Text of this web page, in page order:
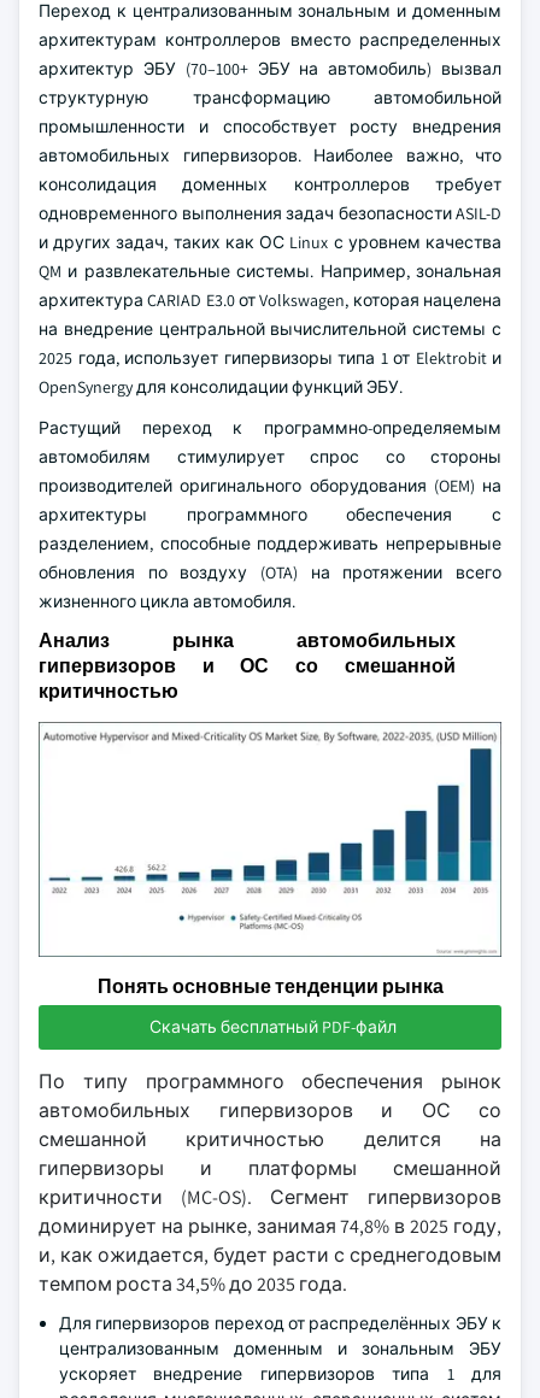
Переход к централизованным зональным и доменным
архитектурам контроллеров вместо распределенных
архитектур ЭБУ (70–100+ ЭБУ на автомобиль) вызвал
структурную трансформацию автомобильной
промышленности и способствует росту внедрения
автомобильных гипервизоров. Наиболее важно, что
консолидация доменных контроллеров требует
одновременного выполнения задач безопасности ASIL-D
и других задач, таких как ОС Linux с уровнем качества
QM и развлекательные системы. Например, зональная
архитектура CARIAD E3.0 от Volkswagen, которая нацелена
на внедрение центральной вычислительной системы с
2025 года, использует гипервизоры типа 1 от Elektrobit и
OpenSynergy для консолидации функций ЭБУ.
Растущий переход к программно-определяемым
автомобилям стимулирует спрос со стороны
производителей оригинального оборудования (OEM) на
архитектуры программного обеспечения с
разделением, способные поддерживать непрерывные
обновления по воздуху (OTA) на протяжении всего
жизненного цикла автомобиля.
Анализ рынка автомобильных
гипервизоров и ОС со смешанной
критичностью
Понять основные тенденции рынка
Скачать бесплатный PDF-файл
По типу программного обеспечения рынок
автомобильных гипервизоров и ОС со
смешанной критичностью делится на
гипервизоры и платформы смешанной
критичности (MC-OS). Сегмент гипервизоров
доминирует на рынке, занимая 74,8% в 2025 году,
и, как ожидается, будет расти с среднегодовым
темпом роста 34,5% до 2035 года.
Для гипервизоров переход от распределённых ЭБУ к
централизованным доменным и зональным ЭБУ
ускоряет внедрение гипервизоров типа 1 для